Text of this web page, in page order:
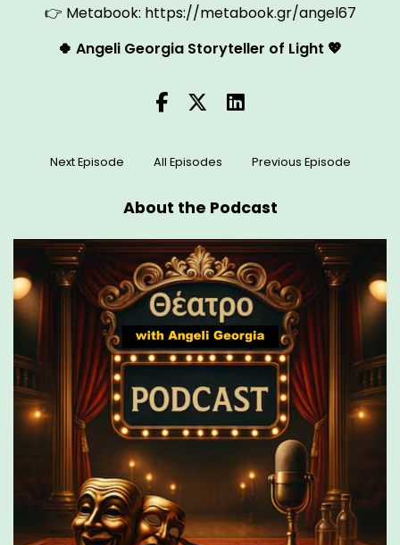
👉 Metabook: https://metabook.gr/angel67
🍀 Angeli Georgia Storyteller of Light 💖
Next Episode All Episodes Previous Episode
About the Podcast